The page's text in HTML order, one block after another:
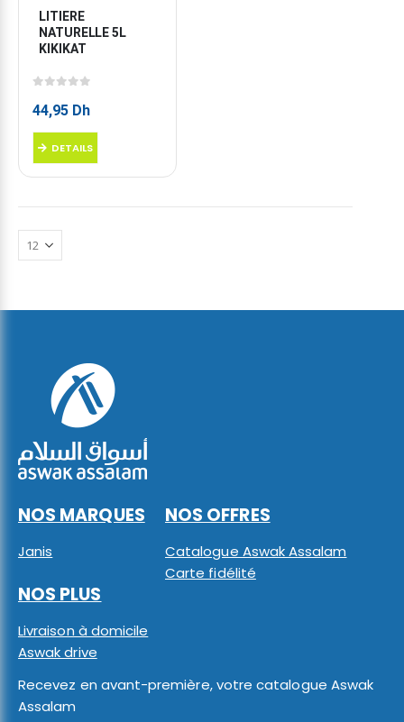
LITIERE
NATURELLE 5L
KIKIKAT
44,95 Dh
DETAILS
NOS MARQUES
Janis
NOS OFFRES
Catalogue Aswak Assalam
Carte fidélité
NOS PLUS
Livraison à domicile
Aswak drive
Recevez en avant-première, votre catalogue Aswak
Assalam